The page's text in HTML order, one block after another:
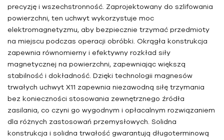
precyzję i wszechstronność. Zaprojektowany do szlifowania
powierzchni, ten uchwyt wykorzystuje moc
elektromagnetyzmu, aby bezpiecznie trzymać przedmioty
na miejscu podczas operacji obróbki. Okrągła konstrukcja
zapewnia równomierny i efektywny rozkład siły
magnetycznej na powierzchni, zapewniając większą
stabilność i dokładność. Dzięki technologii magnesów
trwałych uchwyt X11 zapewnia niezawodną siłę trzymania
bez konieczności stosowania zewnętrznego źródła
zasilania, co czyni go wygodnym i opłacalnym rozwiązaniem
dla różnych zastosowań przemysłowych. Solidna
konstrukcja i solidna trwałość gwarantują długoterminową